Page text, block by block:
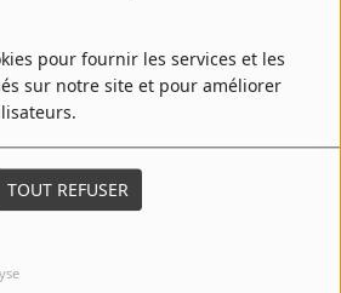
pour fournir les services et les
sur notre site et pour améliorer
TOUT REFUSER